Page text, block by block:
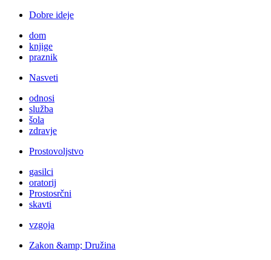
Dobre ideje
dom
knjige
praznik
Nasveti
odnosi
služba
šola
zdravje
Prostovoljstvo
gasilci
oratorij
Prostosrčni
skavti
vzgoja
Zakon &amp; Družina